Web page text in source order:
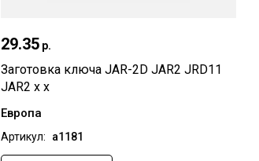
Заготовка ключа JAR-2D JAR2 JRD11
JAR2 x x
29.35 р.
Европа
Артикул: а1181